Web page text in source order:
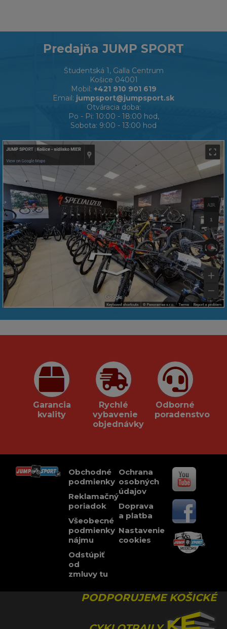
Predajňa JUMP SPORT
Študentská 1, Galla Centrum
Košice 04001
Mobil: +421 910 901 619
Email: jumpsport@jumpsport.sk
Otváracia doba:
Po - Pi: 10:00 - 18:00 hod,
Sobota: 9:00 - 13:00 hod
Garancia
kvality
Rychlé
vybavenie
objednávky
Odborné
poradenstvo
Obchodné
podmienky
Reklamačný
poriadok
Všeobecné
podmienky
nájmu
Odstúpiť
od
zmluvy tu
Ochrana
osobných
údajov
Doprava
a platba
Nastavenie
cookies
PODPORUJEME KOŠICKÉ